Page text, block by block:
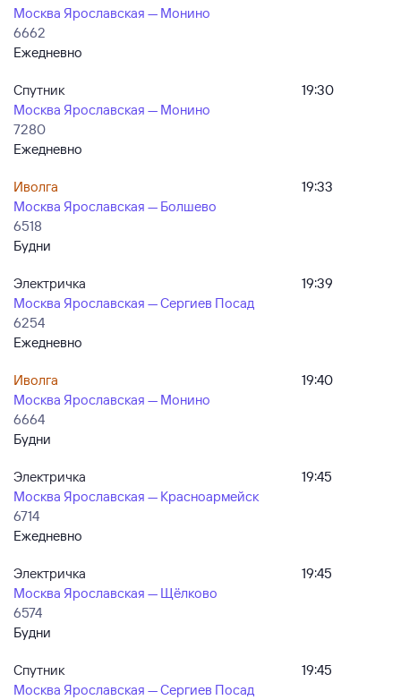
Москва Ярославская — Монино
6662
Ежедневно
Спутник
Москва Ярославская — Монино
7280
Ежедневно
19:30
Иволга
Москва Ярославская — Болшево
6518
Будни
19:33
Электричка
Москва Ярославская — Сергиев Посад
6254
Ежедневно
19:39
Иволга
Москва Ярославская — Монино
6664
Будни
19:40
Электричка
Москва Ярославская — Красноармейск
6714
Ежедневно
19:45
Электричка
Москва Ярославская — Щёлково
6574
Будни
19:45
Спутник
Москва Ярославская — Сергиев Посад
19:45